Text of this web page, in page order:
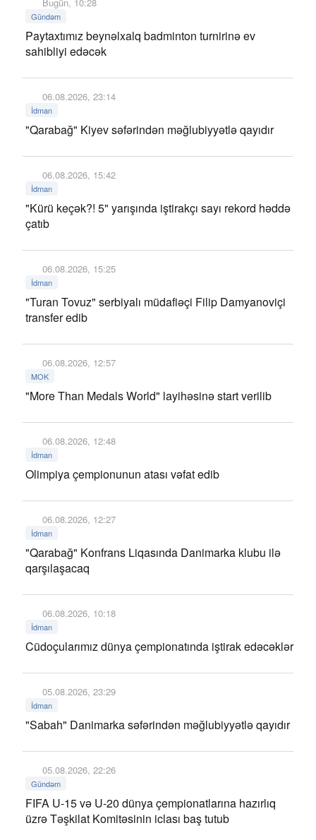
Gündəm
Paytaxtımız beynəlxalq badminton turnirinə ev
sahibliyi edəcək
06.08.2026, 23:14
İdman
"Qarabağ" Kiyev səfərindən məğlubiyyətlə qayıdır
06.08.2026, 15:42
İdman
"Kürü keçək?! 5" yarışında iştirakçı sayı rekord həddə
çatıb
06.08.2026, 15:25
İdman
"Turan Tovuz" serbiyalı müdafiəçi Filip Damyanoviçi
transfer edib
06.08.2026, 12:57
MOK
"More Than Medals World" layihəsinə start verilib
06.08.2026, 12:48
İdman
Olimpiya çempionunun atası vəfat edib
06.08.2026, 12:27
İdman
"Qarabağ" Konfrans Liqasında Danimarka klubu ilə
qarşılaşacaq
06.08.2026, 10:18
İdman
Cüdoçularımız dünya çempionatında iştirak edəcəklər
05.08.2026, 23:29
İdman
"Sabah" Danimarka səfərindən məğlubiyyətlə qayıdır
05.08.2026, 22:26
Gündəm
FIFA U-15 və U-20 dünya çempionatlarına hazırlıq
üzrə Təşkilat Komitəsinin iclası baş tutub